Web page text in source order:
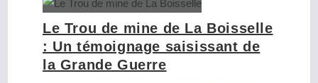
Le Trou de mine de La Boisselle
: Un témoignage saisissant de
la Grande Guerre